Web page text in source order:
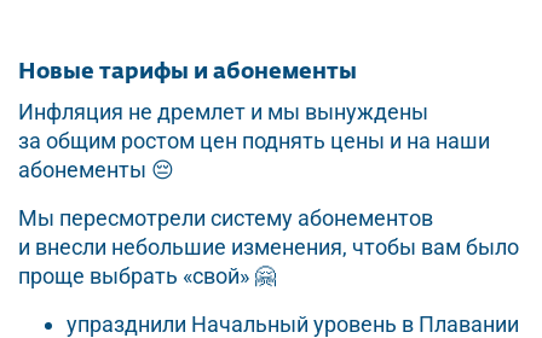
Новые тарифы и абонементы
Инфляция не дремлет и мы вынуждены
за общим ростом цен поднять цены и на наши
абонементы 😔
Мы пересмотрели систему абонементов
и внесли небольшие изменения, чтобы вам было
проще выбрать «свой» 🤗
упразднили Начальный уровень в Плавании